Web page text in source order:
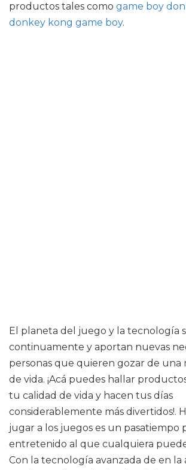
productos tales como game boy
donkey kong game boy.
El planeta del juego y la tecnología
continuamente y aportan nuevas
personas que quieren gozar de una
de vida. ¡Acá puedes hallar
tu calidad de vida y hacen tus días
considerablemente más divertidos!.
jugar a los juegos es un pasatiempo
entretenido al que cualquiera
Con la tecnología avanzada de en la